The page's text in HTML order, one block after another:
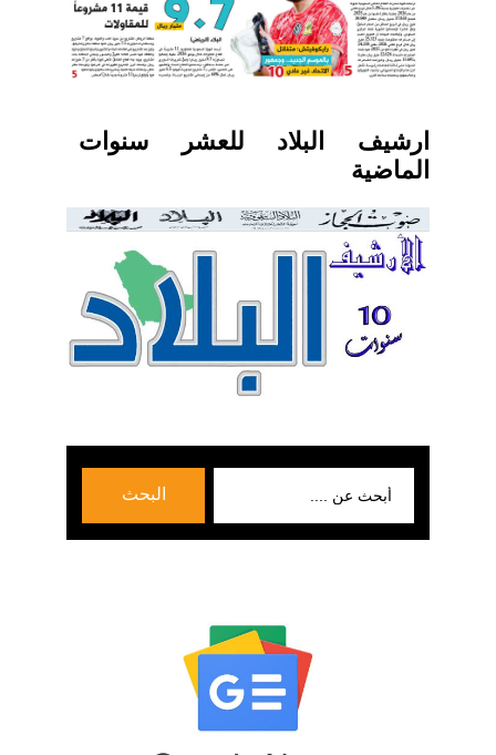
ارشيف البلاد للعشر سنوات
الماضية
البحث